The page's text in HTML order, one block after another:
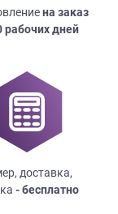
на заказ
рабочих дней
доставка,
- бесплатно